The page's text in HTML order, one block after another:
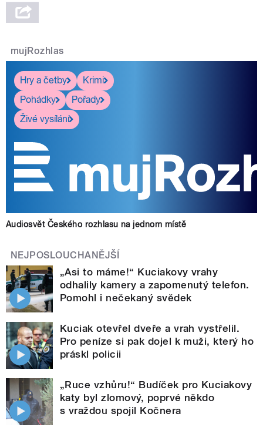
mujRozhlas
Hry a četby
Krimi
Pohádky
Pořady
Živé vysílání
Audiosvět Českého rozhlasu na jednom místě
NEJPOSLOUCHANĚJŠÍ
„Asi to máme!“ Kuciakovy vrahy
odhalily kamery a zapomenutý telefon.
Pomohl i nečekaný svědek
Kuciak otevřel dveře a vrah vystřelil.
Pro peníze si pak dojel k muži, který ho
práskl policii
„Ruce vzhůru!“ Budíček pro Kuciakovy
katy byl zlomový, poprvé někdo
s vraždou spojil Kočnera